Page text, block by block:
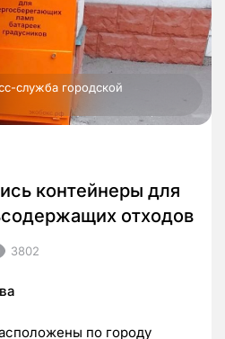
служба городской
контейнеры для
отходов
3802
по городу